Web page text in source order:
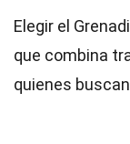
Elegir el
que combina
quienes